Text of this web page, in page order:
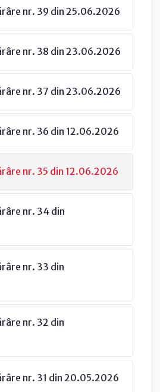
nr. 39 din 25.06.2026
nr. 38 din 23.06.2026
nr. 37 din 23.06.2026
nr. 36 din 12.06.2026
nr. 35 din 12.06.2026
nr. 34 din
nr. 33 din
nr. 32 din
nr. 31 din 20.05.2026